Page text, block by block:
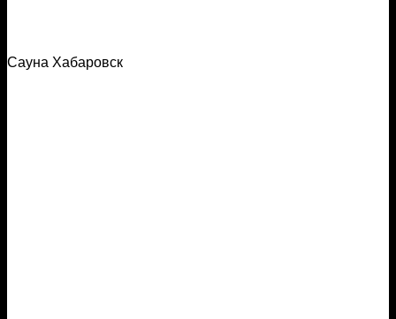
Сауна Хабаровск